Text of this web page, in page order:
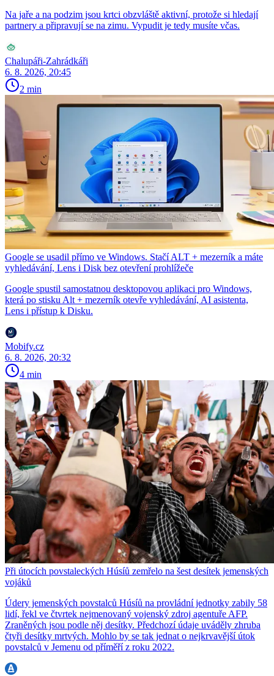
Na jaře a na podzim jsou krtci obzvláště aktivní, protože si hledají
partnery a připravují se na zimu. Vypudit je tedy musíte včas.
Chalupáři-Zahrádkáři
6. 8. 2026, 20:45
2 min
Google se usadil přímo ve Windows. Stačí ALT + mezerník a máte
vyhledávání, Lens i Disk bez otevření prohlížeče
Google spustil samostatnou desktopovou aplikaci pro Windows,
která po stisku Alt + mezerník otevře vyhledávání, AI asistenta,
Lens i přístup k Disku.
Mobify.cz
6. 8. 2026, 20:32
4 min
Při útocích povstaleckých Húsíů zemřelo na šest desítek jemenských
vojáků
Údery jemenských povstalců Húsíů na provládní jednotky zabily 58
lidí, řekl ve čtvrtek nejmenovaný vojenský zdroj agentuře AFP.
Zraněných jsou podle něj desítky. Předchozí údaje uváděly zhruba
čtyři desítky mrtvých. Mohlo by se tak jednat o nejkrvavější útok
povstalců v Jemenu od příměří z roku 2022.